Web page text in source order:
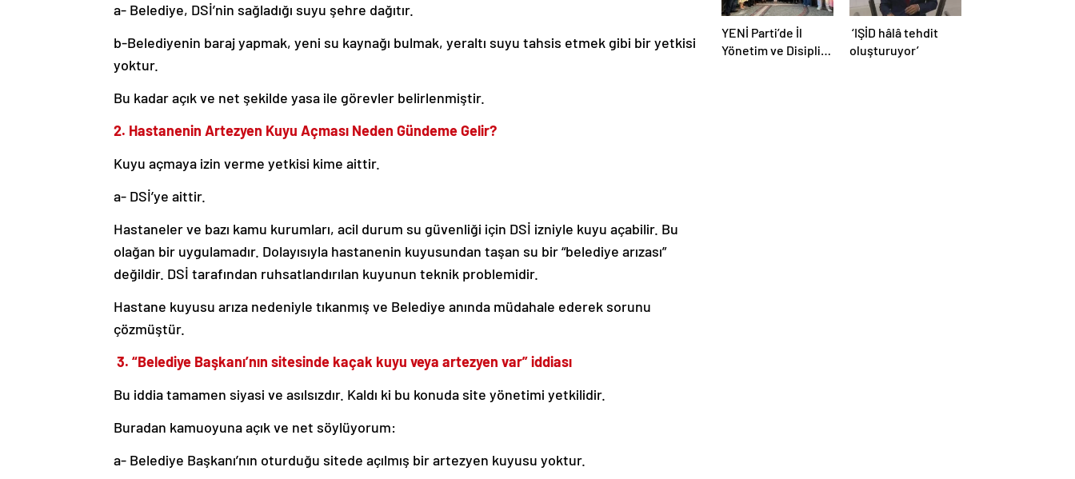
a- Belediye, DSİ’nin sağladığı suyu şehre dağıtır.
b-Belediyenin baraj yapmak, yeni su kaynağı bulmak, yeraltı suyu tahsis etmek gibi bir yetkisi
yoktur.
Bu kadar açık ve net şekilde yasa ile görevler belirlenmiştir.
2. Hastanenin Artezyen Kuyu Açması Neden Gündeme Gelir?
Kuyu açmaya izin verme yetkisi kime aittir.
a- DSİ’ye aittir.
Hastaneler ve bazı kamu kurumları, acil durum su güvenliği için DSİ izniyle kuyu açabilir. Bu
olağan bir uygulamadır. Dolayısıyla hastanenin kuyusundan taşan su bir “belediye arızası”
değildir. DSİ tarafından ruhsatlandırılan kuyunun teknik problemidir.
Hastane kuyusu arıza nedeniyle tıkanmış ve Belediye anında müdahale ederek sorunu
çözmüştür.
3. “Belediye Başkanı’nın sitesinde kaçak kuyu veya artezyen var” iddiası
Bu iddia tamamen siyasi ve asılsızdır. Kaldı ki bu konuda site yönetimi yetkilidir.
Buradan kamuoyuna açık ve net söylüyorum:
a- Belediye Başkanı’nın oturduğu sitede açılmış bir artezyen kuyusu yoktur.
YENİ Parti’de İl
Yönetim ve Disiplin
‘IŞİD hâlâ tehdit
oluşturuyor’